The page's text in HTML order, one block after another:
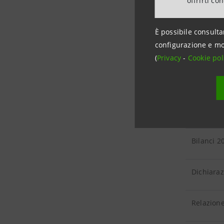
È possibile
configurazione e
(Privacy- Cookie
Bilanci